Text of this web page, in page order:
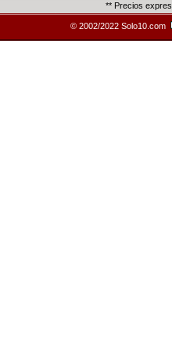
** Precios
© 2002/2022 Solo10.com